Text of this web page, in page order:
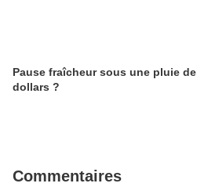
Pause fraîcheur sous une pluie de
dollars ?
Commentaires